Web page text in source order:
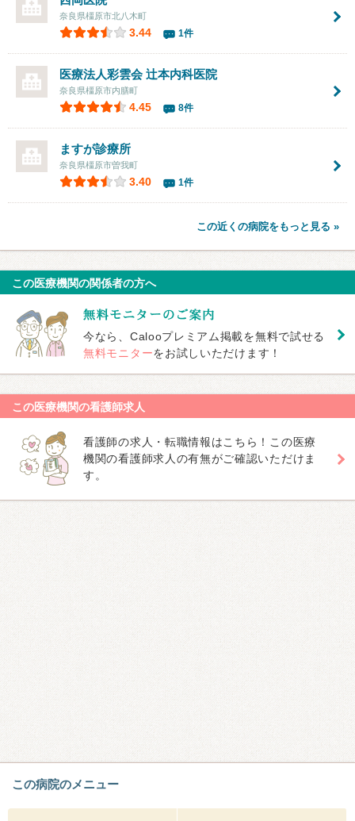
奈良県橿原市北八木町
3.44 1件
医療法人彩雲会 辻本内科医院
奈良県橿原市内膳町
4.45 8件
ますが診療所
奈良県橿原市曽我町
3.40 1件
この近くの病院をもっと見る »
この医療機関の関係者の方へ
今なら、Calooプレミアム掲載を無料で試せる
無料モニターをお試しいただけます！
この医療機関の看護師求人
看護師の求人・転職情報はこちら！この医療
機関の看護師求人の有無がご確認いただけま
す。
この病院のメニュー